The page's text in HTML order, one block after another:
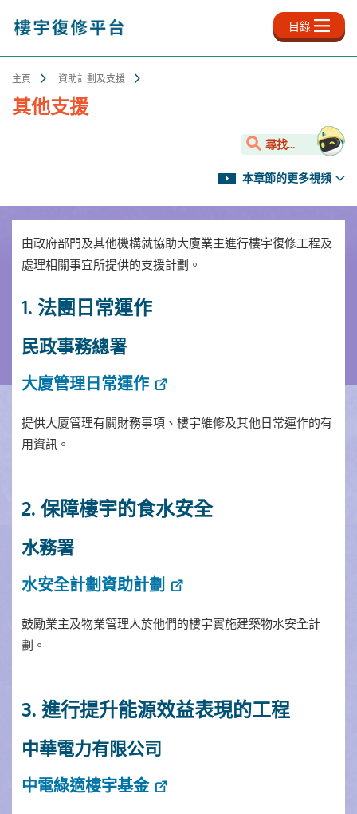
內
目錄
主頁 資助計劃及支援
其他支援
尋找...
本章節的更多視頻
由政府部門及其他機構就協助大廈業主進行樓宇復修工程及
處理相關事宜所提供的支援計劃。
1. 法團日常運作
民政事務總署
大廈管理日常運作
提供大廈管理有關財務事項、樓宇維修及其他日常運作的有
用資訊。
2. 保障樓宇的食水安全
水務署
水安全計劃資助計劃
鼓勵業主及物業管理人於他們的樓宇實施建築物水安全計
劃。
3. 進行提升能源效益表現的工程
中華電力有限公司
中電綠適樓宇基金